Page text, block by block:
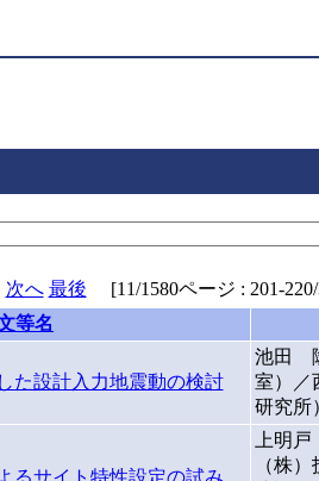
次へ 最後 [11/1580ページ : 201-220/
等名
た設計入力地震動の検討
池田
室）
研究所）
るサイト特性設定の試み
上明
（株